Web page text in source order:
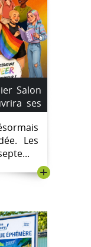
Salon
ses
et 13
Les
+